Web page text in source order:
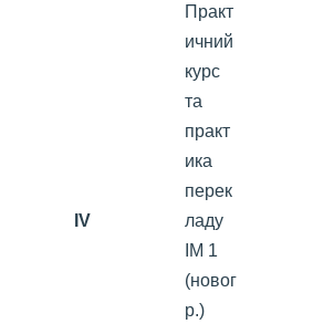
IV
Практ
ичний
курс
та
практ
ика
перек
ладу
ІМ 1
(новог
р.)